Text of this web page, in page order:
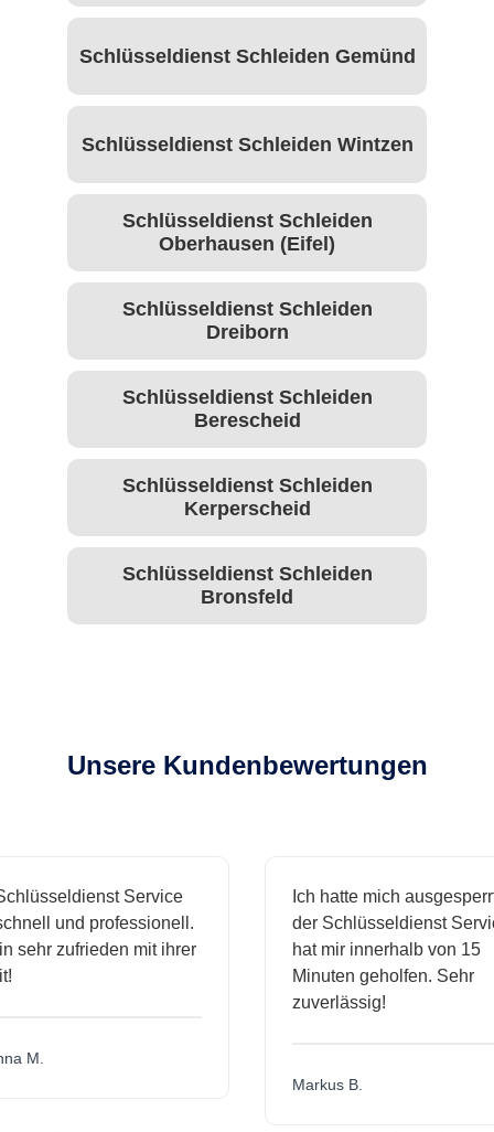
Schlüsseldienst Schleiden Gemünd
Schlüsseldienst Schleiden Wintzen
Schlüsseldienst Schleiden
Oberhausen (Eifel)
Schlüsseldienst Schleiden
Dreiborn
Schlüsseldienst Schleiden
Berescheid
Schlüsseldienst Schleiden
Kerperscheid
Schlüsseldienst Schleiden
Bronsfeld
Unsere Kundenbewertungen
Service
und professionell.
zufrieden mit ihrer
M.
Ich hatte mich ausgesperrt
der Schlüsseldienst Service
hat mir innerhalb von 15
Minuten geholfen. Sehr
zuverlässig!
Markus B.